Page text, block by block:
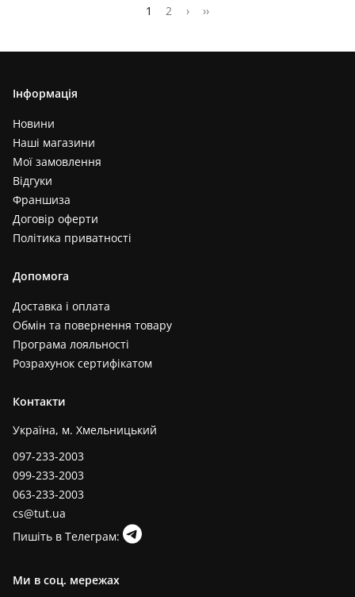
1
2 › ››
Інформація
Новини
Наші магазини
Мої замовлення
Відгуки
Франшиза
Договір оферти
Політика приватності
Допомога
Доставка і оплата
Обмін та повернення товару
Програма лояльності
Розрахунок сертифікатом
Контакти
Україна, м. Хмельницький
097-233-2003
099-233-2003
063-233-2003
cs@tut.ua
Пишіть в Телеграм:
Ми в соц. мережах